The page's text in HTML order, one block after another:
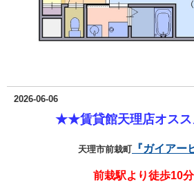
2026-06-06
★★賃貸館天理店オス
天理市前栽町 『ガイアー
前栽駅より徒歩10分